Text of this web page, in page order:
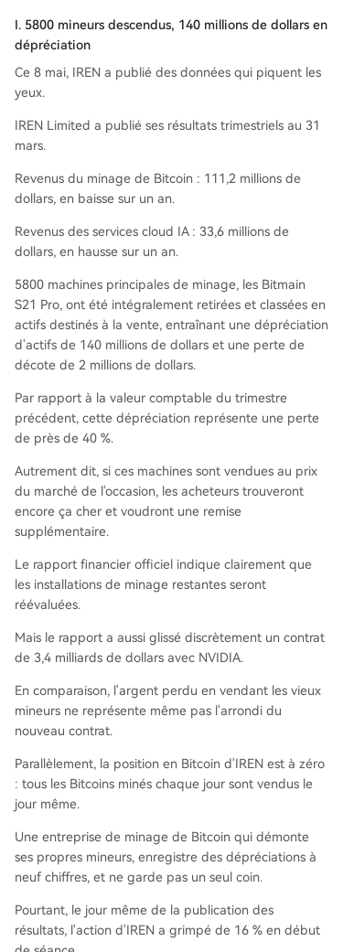
I. 5800 mineurs descendus, 140 millions de dollars en
dépréciation
Ce 8 mai, IREN a publié des données qui piquent les
yeux.
IREN Limited a publié ses résultats trimestriels au 31
mars.
Revenus du minage de Bitcoin : 111,2 millions de
dollars, en baisse sur un an.
Revenus des services cloud IA : 33,6 millions de
dollars, en hausse sur un an.
5800 machines principales de minage, les Bitmain
S21 Pro, ont été intégralement retirées et classées en
actifs destinés à la vente, entraînant une dépréciation
d'actifs de 140 millions de dollars et une perte de
décote de 2 millions de dollars.
Par rapport à la valeur comptable du trimestre
précédent, cette dépréciation représente une perte
de près de 40 %.
Autrement dit, si ces machines sont vendues au prix
du marché de l'occasion, les acheteurs trouveront
encore ça cher et voudront une remise
supplémentaire.
Le rapport financier officiel indique clairement que
les installations de minage restantes seront
réévaluées.
Mais le rapport a aussi glissé discrètement un contrat
de 3,4 milliards de dollars avec NVIDIA.
En comparaison, l'argent perdu en vendant les vieux
mineurs ne représente même pas l'arrondi du
nouveau contrat.
Parallèlement, la position en Bitcoin d'IREN est à zéro
: tous les Bitcoins minés chaque jour sont vendus le
jour même.
Une entreprise de minage de Bitcoin qui démonte
ses propres mineurs, enregistre des dépréciations à
neuf chiffres, et ne garde pas un seul coin.
Pourtant, le jour même de la publication des
résultats, l'action d'IREN a grimpé de 16 % en début